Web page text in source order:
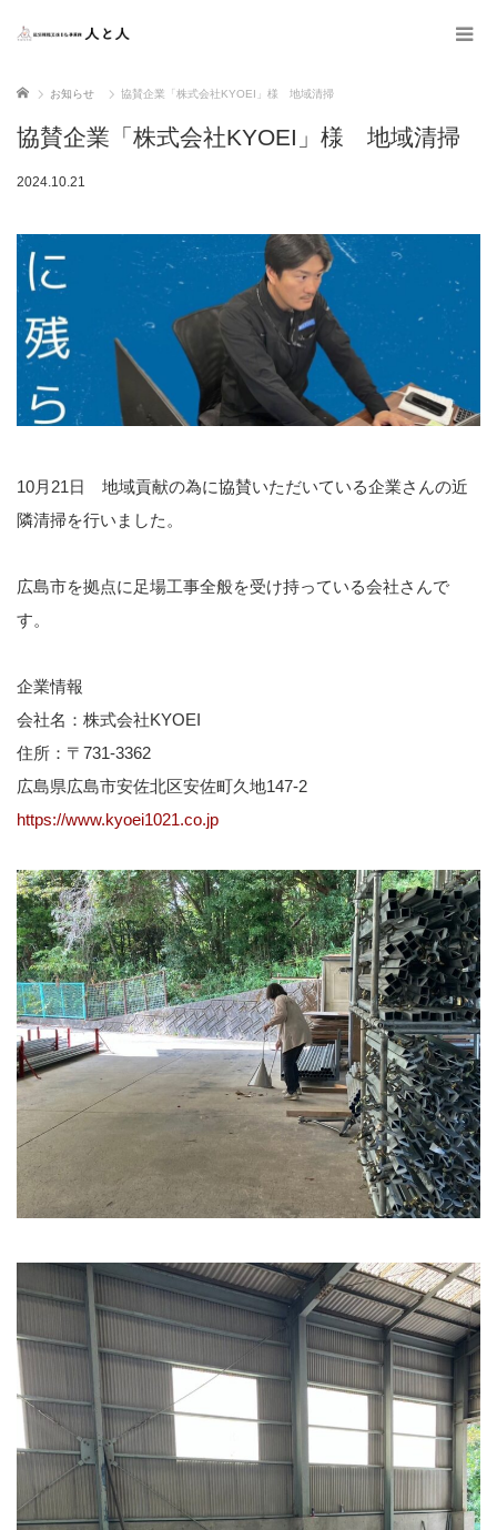
ホーム お知らせ 協賛企業「株式会社KYOEI」様 地域清掃
協賛企業「株式会社KYOEI」様 地域清掃
2024.10.21
10月21日 地域貢献の為に協賛いただいている企業さんの近
隣清掃を行いました。
広島市を拠点に足場工事全般を受け持っている会社さんで
す。
企業情報
会社名：株式会社KYOEI
住所：〒731-3362
広島県広島市安佐北区安佐町久地147-2
https://www.kyoei1021.co.jp